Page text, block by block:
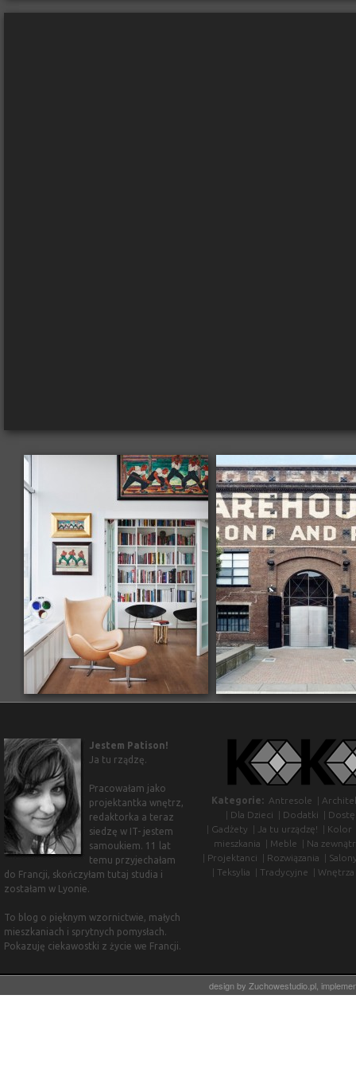
Jestem Patison!
Ja tu rządzę.
Pracowałam jako
projektantka wnętrz,
redaktorka a teraz
siedzę w IT- jestem
samoukiem. 11 lat
temu przyjechałam
do Francji, skończyłam tutaj studia i
zostałam w Lyonie.
To blog o pięknym wzornictwie, małych
mieszkaniach i sprytnych pomysłach.
Pokazuję ciekawostki z życie we Francji.
Kategorie: Antresole |
| Dla Dzieci | Dodatki |
| Gadżety | Ja tu urządzę! | Kolor
mieszkania
| Meble | Na
| Projektanci | Rozwiązania |
| Teksylia | Tradycyjne | Wnętrza
design by Zuchowestudio.pl ,